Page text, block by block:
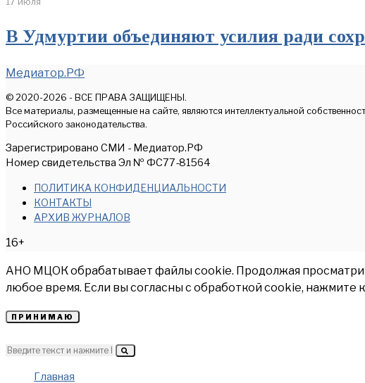
В Удмуртии объединяют усилия ради
Медиатор.РФ
© 2020-2026 - ВСЕ ПРАВА ЗАЩИЩЕНЫ.
Все материалы, размещенные на сайте, являются интеллектуальной
Российского законодательства.
Зарегистрировано СМИ - Медиатор.РФ
Номер свидетельства Эл № ФС77-81564
ПОЛИТИКА КОНФИДЕНЦИАЛЬНОСТИ
КОНТАКТЫ
АРХИВ ЖУРНАЛОВ
16+
АНО МЦОК обрабатывает файлы cookie. Продолжая
любое время. Если вы согласны с обработкой cookie, нажмите
ПРИНИМАЮ
Главная